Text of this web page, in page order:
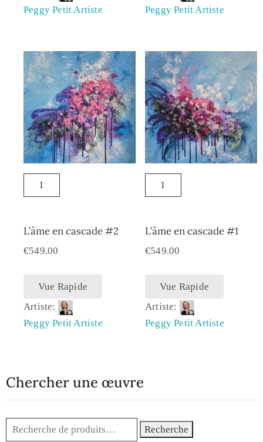
Peggy Petit Artiste
Peggy Petit Artiste
L’âme en cascade #2
€549.00
Vue Rapide
Artiste:
Peggy Petit Artiste
L’âme en cascade #1
€549.00
Vue Rapide
Artiste:
Peggy Petit Artiste
Chercher une œuvre
Recherche